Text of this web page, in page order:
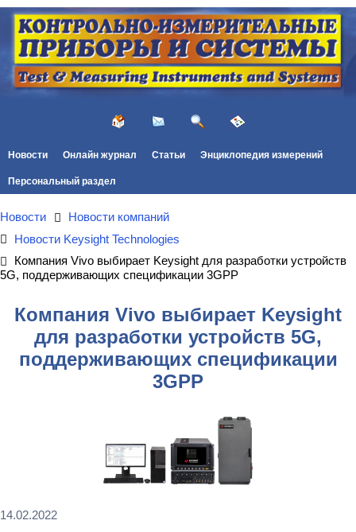
Новости Онлайн журнал Статьи Энциклопедия измерений
Персональный раздел
Новости
Новости компаний
Новости Keysight Technologies
Компания Vivo выбирает Keysight для разработки устройств
5G, поддерживающих спецификации 3GPP
Компания Vivo выбирает Keysight
для разработки устройств 5G,
поддерживающих спецификации
3GPP
14.02.2022